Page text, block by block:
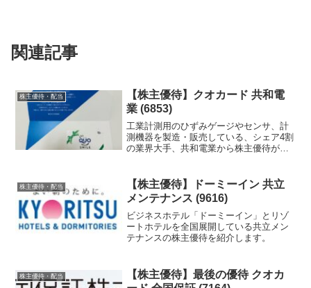
関連記事
株主優待・配当
【株主優待】クオカード 共和電
業 (6853)
工業計測用のひずみゲージやセンサ、計
測機器を製造・販売している、シェア4割
の業界大手、共和電業から株主優待が届
株主優待・配当
【株主優待】ドーミーイン 共立
メンテナンス (9616)
ビジネスホテル「ドーミーイン」とリゾ
ートホテルを全国展開している共立メン
テナンスの株主優待を紹介します。
株主優待・配当
【株主優待】最後の優待 クオカ